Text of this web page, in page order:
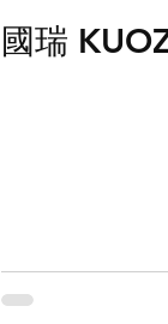
國瑞